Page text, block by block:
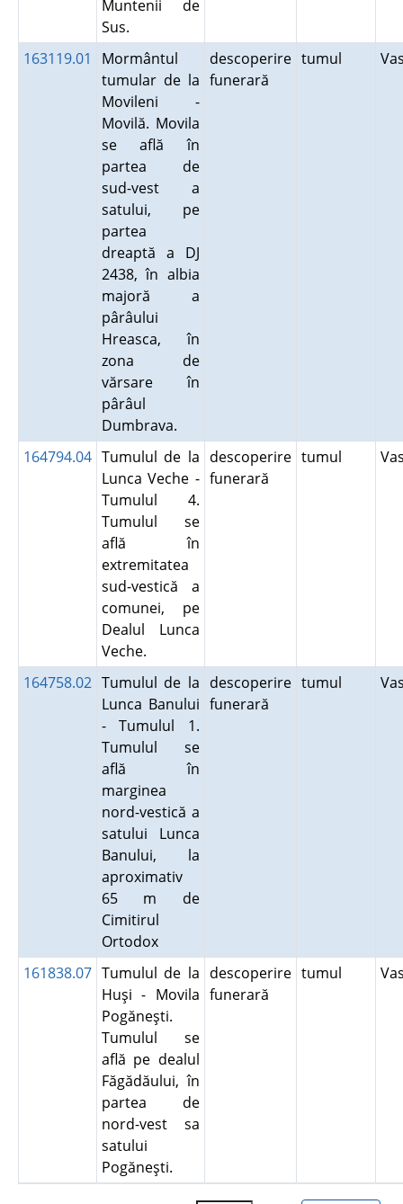
Muntenii de
Sus.
163119.01
Mormântul
tumular de la
Movileni -
Movilă. Movila
se află în
partea de
sud-vest a
satului, pe
partea
dreaptă a DJ
2438, în albia
majoră a
pârâului
Hreasca, în
zona de
vărsare în
pârâul
Dumbrava.
descoperire
funerară
tumul
164794.04 Tumulul de la
Lunca Veche -
Tumulul 4.
Tumulul se
află în
extremitatea
sud-vestică a
comunei, pe
Dealul Lunca
Veche.
descoperire
funerară
tumul
164758.02 Tumulul de la
Lunca Banului
- Tumulul 1.
Tumulul se
află în
marginea
nord-vestică a
satului Lunca
Banului, la
aproximativ
65 m de
Cimitirul
Ortodox
descoperire
funerară
tumul
161838.07 Tumulul de la
Huşi - Movila
Pogăneşti.
Tumulul se
află pe dealul
Făgădăului, în
partea de
nord-vest sa
satului
Pogăneşti.
descoperire
funerară
tumul